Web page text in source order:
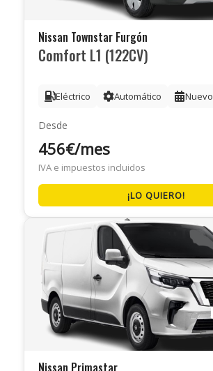
Nissan Townstar Furgón
Comfort L1 (122CV)
Eléctrico Automático Nuevo
Desde
456€/mes
IVA e impuestos incluidos
¡LO QUIERO!